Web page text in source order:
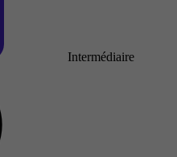
Intermédiaire